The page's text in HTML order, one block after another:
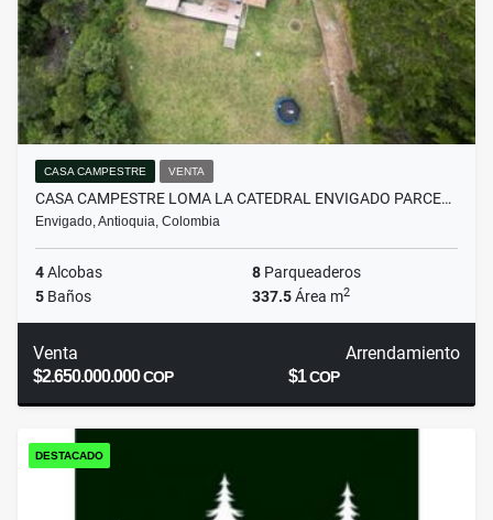
CASA CAMPESTRE VENTA
CASA CAMPESTRE LOMA LA CATEDRAL ENVIGADO PARCE…
Envigado, Antioquia, Colombia
4Alcobas 8 Parqueaderos
5 Baños 337.5Área m2
Venta
$2.650.000.000COP
Arrendamiento
$1COP
DESTACADO